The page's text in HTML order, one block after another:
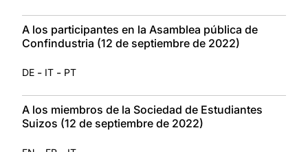
A los participantes en la Asamblea pública de
Confindustria (12 de septiembre de 2022)
DE - IT - PT
A los miembros de la Sociedad de Estudiantes
Suizos (12 de septiembre de 2022)